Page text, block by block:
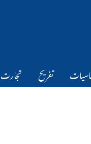
تفریح تجارت